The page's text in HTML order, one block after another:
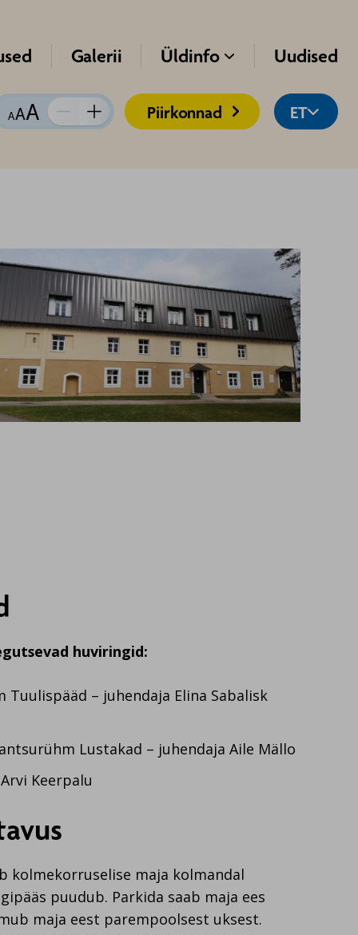
Kirja suurus:VähendaSuurendaPiirkonnad  ET
Galerii Üldinfo  Uudised
huviringid:
– juhendaja Elina Sabalisk
Lustakad – juhendaja Aile Mällo
Keerpalu
kolmekorruselise maja kolmandal
puudub. Parkida saab maja ees
maja eest parempoolsest uksest.